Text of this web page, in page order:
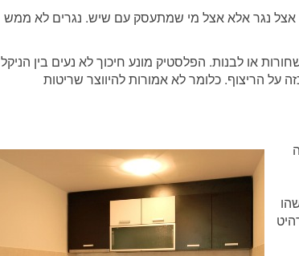
אצל נגר אלא אצל מי שמתעסק עם שיש. נגרים לא ממש
או לבנות. הפלסטיק מונע חיכוך לא נעים בין הניקל
על הריצוף. כלומר לא אמורות להיווצר שריטות